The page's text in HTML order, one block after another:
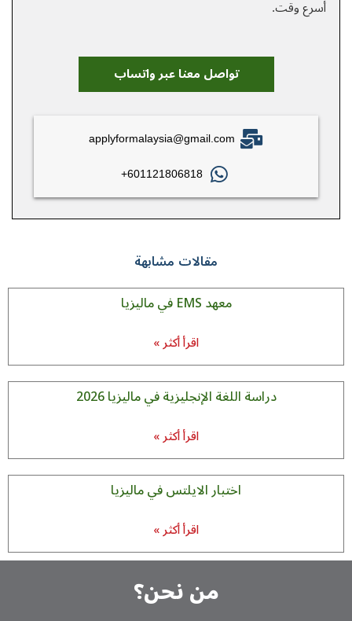
أسرع وقت.
تواصل معنا عبر واتساب
applyformalaysia@gmail.com
601121806818+
مقالات مشابهة
معهد EMS في ماليزيا
اقرأ أكثر »
دراسة اللغة الإنجليزية في ماليزيا 2026
اقرأ أكثر »
اختبار الايلتس في ماليزيا
اقرأ أكثر »
من نحن؟